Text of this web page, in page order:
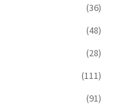
(36)
(48)
(28)
(111)
(91)